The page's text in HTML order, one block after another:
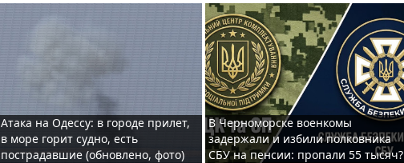
Атака на Одессу: в городе прилет,
в море горит судно, есть
пострадавшие (обновлено, фото)
В Черноморске военкомы
задержали и избили полковника
СБУ на пенсии: пропали 55 тысяч?